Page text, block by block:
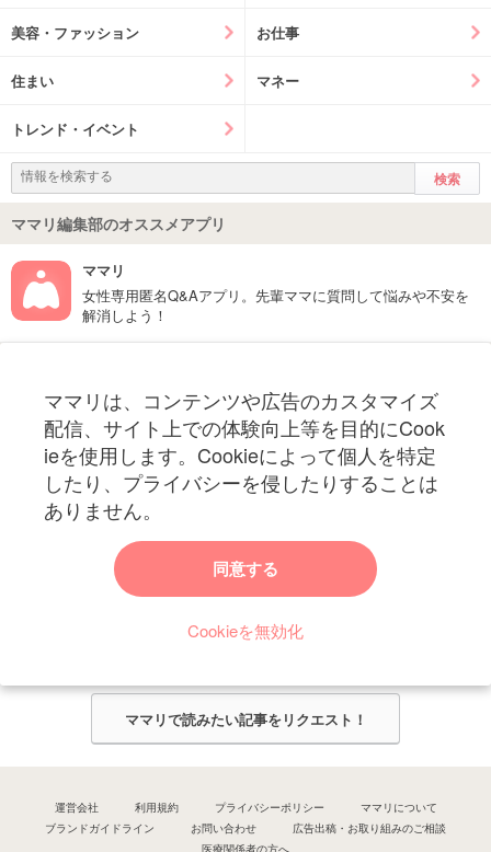
美容・ファッション お仕事
住まい マネー
トレンド・イベント
ママリ編集部のオススメアプリ
ママリ
女性専用匿名Q&Aアプリ。先輩ママに質問して悩みや不安を
解消しよう！
ママリは、コンテンツや広告のカスタマイズ
配信、サイト上での体験向上等を目的にCook
ieを使用します。Cookieによって個人を特定
したり、プライバシーを侵したりすることは
ありません。
同意する
Cookieを無効化
妊娠〜子育て中のお役立ち情報を配信中
ママリからのお知らせ
ママリ編集部がみなさんのご意見をもとに記事を作成させていただきま
ママリで読みたい記事をリクエスト！
運営会社 利用規約 プライバシーポリシー
ママリについて
ブランドガイドライン
お問い合わせ
広告出稿・お取り組みのご相談
医療関係者の方へ